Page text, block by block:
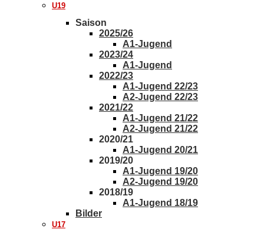
U19
Saison
2025/26
A1-Jugend
2023/24
A1-Jugend
2022/23
A1-Jugend 22/23
A2-Jugend 22/23
2021/22
A1-Jugend 21/22
A2-Jugend 21/22
2020/21
A1-Jugend 20/21
2019/20
A1-Jugend 19/20
A2-Jugend 19/20
2018/19
A1-Jugend 18/19
Bilder
U17